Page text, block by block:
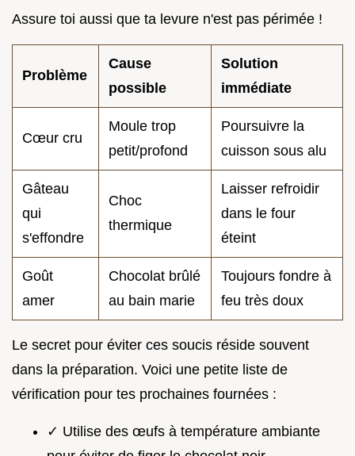
Assure toi aussi que ta levure n'est pas périmée !
Problème
Cause
possible
Solution
immédiate
Cœur cru
Moule trop
petit/profond
Poursuivre la
cuisson sous alu
Gâteau
qui
s'effondre
Choc
thermique
Laisser refroidir
dans le four
éteint
Goût
amer
Chocolat brûlé
au bain marie
Toujours fondre à
feu très doux
Le secret pour éviter ces soucis réside souvent
dans la préparation. Voici une petite liste de
vérification pour tes prochaines fournées :
✓ Utilise des œufs à température ambiante